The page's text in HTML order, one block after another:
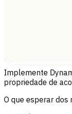
Implemente
propriedade de
O que esperar dos